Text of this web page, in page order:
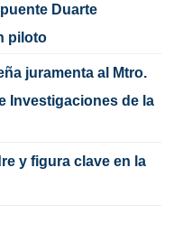
Duarte
piloto
juramenta al Mtro.
Investigaciones de la
y figura clave en la